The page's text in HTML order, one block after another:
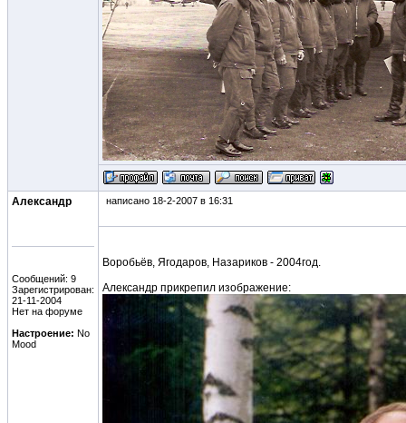
Александр
Сообщений: 9
Зарегистрирован:
21-11-2004
Нет на форуме
Настроение: No
Mood
написано 18-2-2007 в 16:31
Воробьёв, Ягодаров, Назариков - 2004год.
Александр прикрепил изображение: